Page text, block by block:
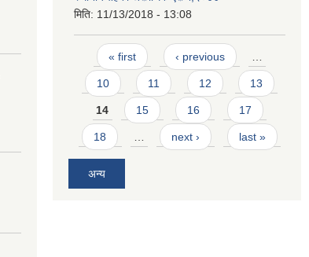
मिति: 11/13/2018 - 13:08
Pages
« first ‹ previous …
10 11 12 13
14 15 16 17
18 … next › last »
अन्य